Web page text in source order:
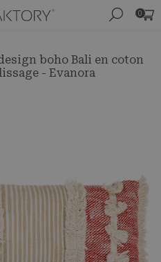
0
boho Bali en coton
- Evanora